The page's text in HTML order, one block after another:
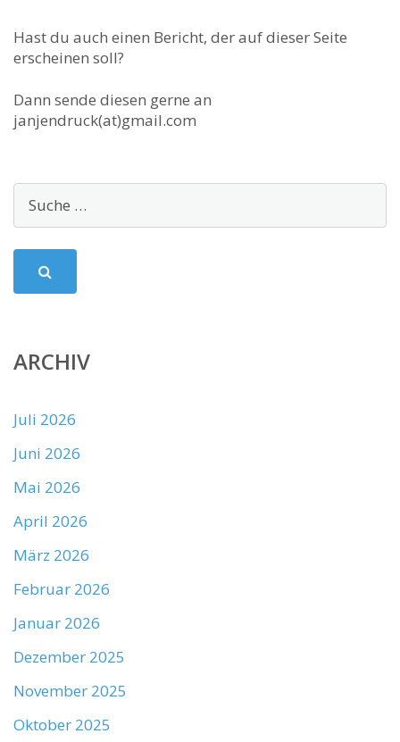
Hast du auch einen Bericht, der auf dieser Seite
erscheinen soll?
Dann sende diesen gerne an
janjendruck(at)gmail.com
ARCHIV
Juli 2026
Juni 2026
Mai 2026
April 2026
März 2026
Februar 2026
Januar 2026
Dezember 2025
November 2025
Oktober 2025